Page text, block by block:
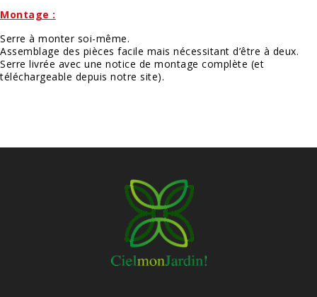
Montage :
Serre à monter soi-même.
Assemblage des pièces facile mais nécessitant d’être à deux.
Serre livrée avec une notice de montage complète (et
téléchargeable depuis notre site).